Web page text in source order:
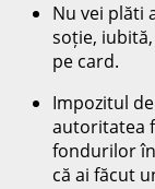
Nu vei plăti
soție,
pe card.
Impozitul
autoritatea
fondurilor
că ai făcut